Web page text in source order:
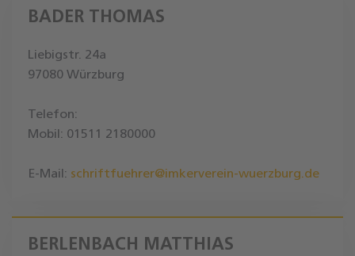
BADER THOMAS
Liebigstr. 24a
97080 Würzburg
Telefon:
Mobil: 01511 2180000
E-Mail: schriftfuehrer@imkerverein-wuerzburg.de
BERLENBACH MATTHIAS